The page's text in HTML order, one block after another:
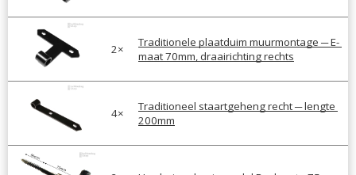
2×
Traditionele plaatduim muurmontage ─ E-
maat 70mm, draairichting rechts
4×
Traditioneel staartgeheng recht ─ lengte
200mm